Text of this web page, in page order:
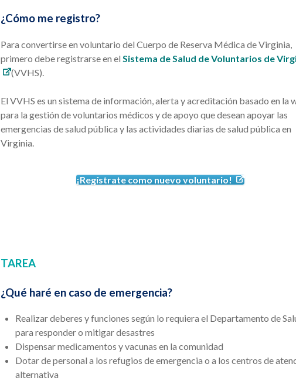
¿Cómo me registro?
Para convertirse en voluntario del Cuerpo de Reserva Médica de Virginia,
primero debe registrarse en elSistema de Salud de Voluntarios de
(VVHS).
El VVHS es un sistema de información, alerta y acreditación basado en la
para la gestión de voluntarios médicos y de apoyo que desean apoyar las
emergencias de salud pública y las actividades diarias de salud pública en
Virginia.
¡Regístrate como nuevo voluntario!
TAREA
¿Qué haré en caso de emergencia?
Realizar deberes y funciones según lo requiera el Departamento de
para responder o mitigar desastres
Dispensar medicamentos y vacunas en la comunidad
Dotar de personal a los refugios de emergencia o a los centros de
alternativa